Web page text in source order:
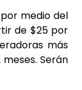
medio del
de $25 por
más
Serán